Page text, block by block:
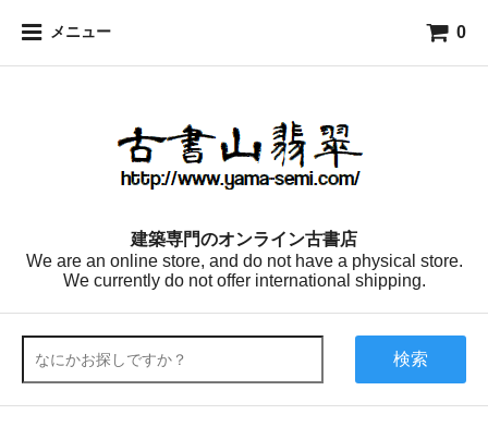
メニュー 0
建築専門のオンライン古書店
We are an online store, and do not have a physical store.
We currently do not offer international shipping.
検索